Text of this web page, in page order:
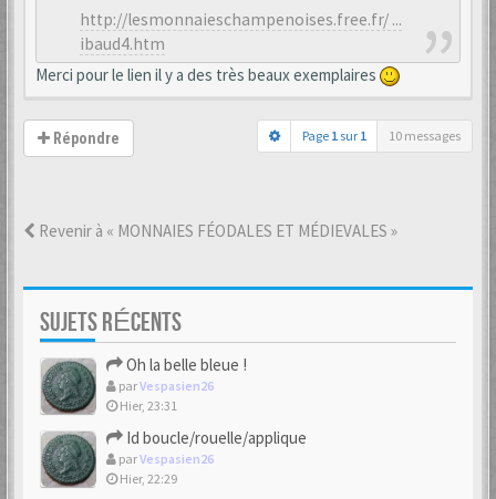
http://lesmonnaieschampenoises.free.fr/ ...
ibaud4.htm
Merci pour le lien il y a des très beaux exemplaires
Répondre Page 1 sur 1 10 messages
Revenir à « MONNAIES FÉODALES ET MÉDIEVALES »
SUJETS RÉCENTS
Oh la belle bleue !
parVespasien26
Hier, 23:31
Id boucle/rouelle/applique
parVespasien26
Hier, 22:29